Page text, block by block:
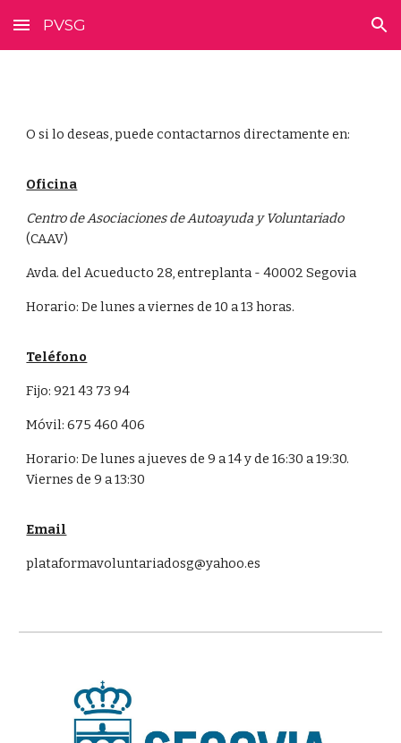
Skip to main content Skip to navigation
PVSG
O si lo deseas, puede contactarnos directamente en:
Oficina
Centro de Asociaciones de Autoayuda y Voluntariado
(CAAV)
Avda. del Acueducto 28, entreplanta - 40002 Segovia
Horario: De lunes a viernes de 10 a 13 horas.
Teléfono
Fijo:921 43 73 94
Móvil:675 460 406
Horario: De lunes a jueves de 9 a 14 y de 16:30 a 19:30.
Viernes de 9 a 13:30
Email
plataformavoluntariadosg@yahoo.es